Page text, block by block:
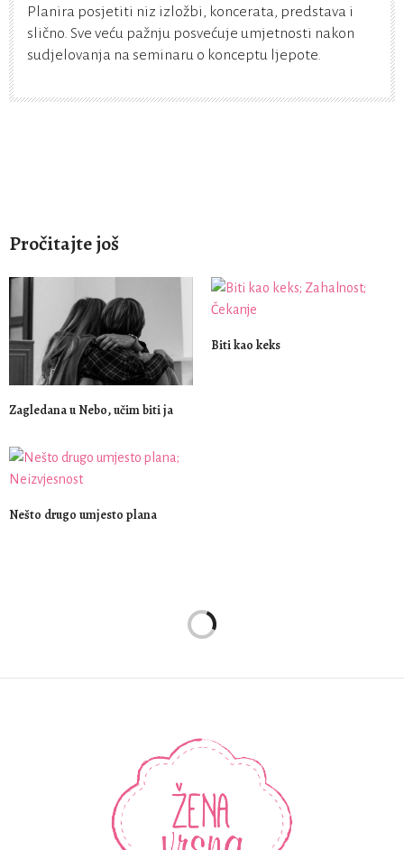
Planira posjetiti niz izložbi, koncerata, predstava i
slično. Sve veću pažnju posvećuje umjetnosti nakon
sudjelovanja na seminaru o konceptu ljepote.
Pročitajte još
Zagledana u Nebo, učim biti ja
Biti kao keks
Nešto drugo umjesto plana